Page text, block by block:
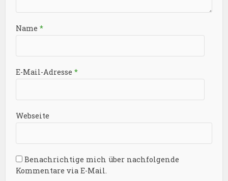
Name*
E-Mail-Adresse*
Webseite
Benachrichtige mich über nachfolgende
Kommentare via E-Mail.